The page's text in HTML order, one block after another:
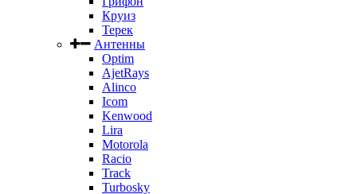
Круиз
Терек
Антенны
Optim
AjetRays
Alinco
Icom
Kenwood
Lira
Motorola
Racio
Track
Turbosky